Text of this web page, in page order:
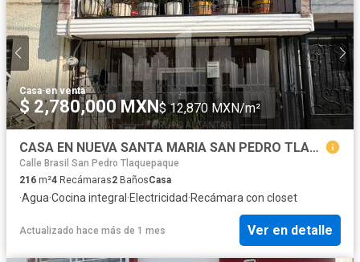
Casa·en venta
$ 2,780,000 MXN$ 12,870 MXN/m²
CASA EN NUEVA SANTA MARIA SAN PEDRO TLAQUEPAQUE
Calle Brasil San Pedro Tlaquepaque
216 m²4 Recámaras2 BañosCasa
·Agua·Cocina integral ·Electricidad·Recámara con closet
Actualizado hace más de 1 mes Ver en detalle